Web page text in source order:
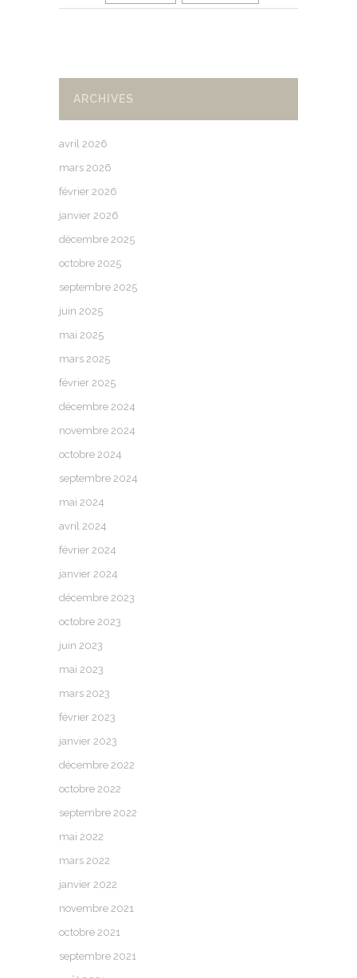
ARCHIVES
avril 2026
mars 2026
février 2026
janvier 2026
décembre 2025
octobre 2025
septembre 2025
juin 2025
mai 2025
mars 2025
février 2025
décembre 2024
novembre 2024
octobre 2024
septembre 2024
mai 2024
avril 2024
février 2024
janvier 2024
décembre 2023
octobre 2023
juin 2023
mai 2023
mars 2023
février 2023
janvier 2023
décembre 2022
octobre 2022
septembre 2022
mai 2022
mars 2022
janvier 2022
novembre 2021
octobre 2021
septembre 2021